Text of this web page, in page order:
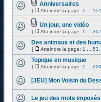
Anniversaires
[ Atteindre la page: 1 151
Un jour, une vidéo
[ Atteindre la page: 1 307
Des animaux et des
[ Atteindre la page: 1 53
Topique en musique
[ Atteindre la page: 1 220
[JEU] Mon Voisin du
Le jeu des mots